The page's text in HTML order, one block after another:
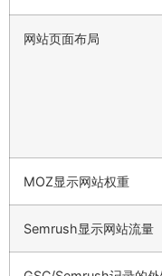
网站页面布局
MOZ显示网站权重
Semrush显示网站流量